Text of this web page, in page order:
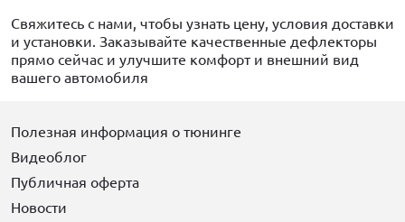
Свяжитесь с нами, чтобы узнать цену, условия доставки
и установки. Заказывайте качественные дефлекторы
прямо сейчас и улучшите комфорт и внешний вид
вашего автомобиля
Полезная информация о тюнинге
Видеоблог
Публичная оферта
Новости